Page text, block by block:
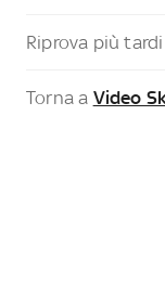
Riprova più tardi
Torna a Video